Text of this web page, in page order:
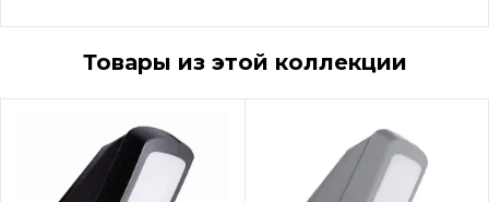
Товары из этой коллекции